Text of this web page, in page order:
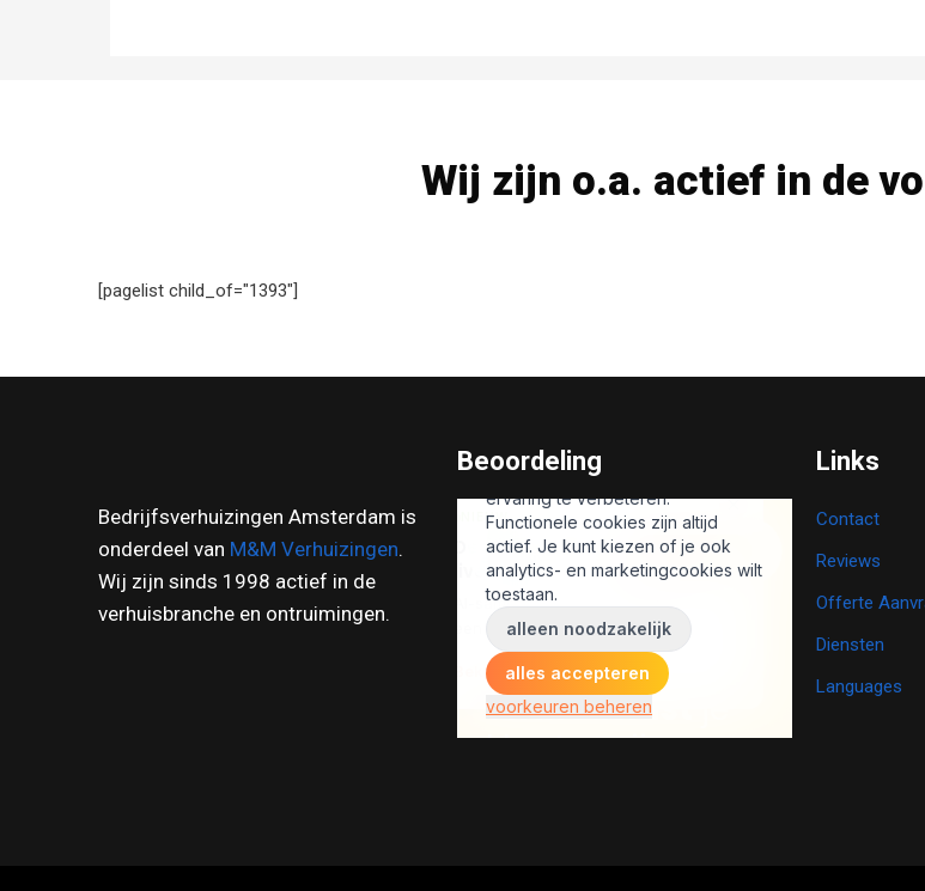
Wij zijn o.a. actief in de
[pagelist child_of="1393"]
Bedrijfsverhuizingen Amsterdam is
onderdeel van M&M Verhuizingen.
Wij zijn sinds 1998 actief in de
verhuisbranche en ontruimingen.
Beoordeling Links
Contact
Reviews
Offerte
Diensten
Languages